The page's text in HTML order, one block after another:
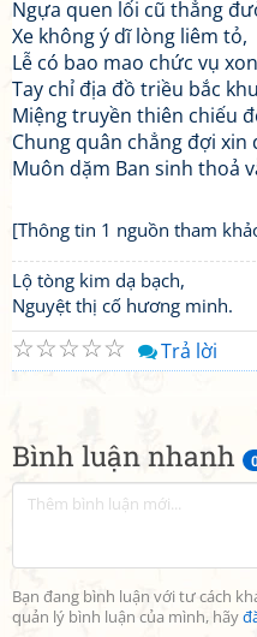
Bình luận nhanh
Bạn đang bình luận với tư cách
quản lý bình luận của mình, hãy
Ngựa quen lối cũ thẳng
Xe không ý dĩ lòng liêm tỏ,
Lễ có bao mao chức vụ
Tay chỉ địa đồ triều bắc
Miệng truyền thiên chiếu
Chung quân chẳng đợi xin
Muôn dặm Ban sinh thoả
[Thông tin 1 nguồn tham
Lộ tòng kim dạ bạch,
Nguyệt thị cố hương minh.
☆
☆
☆
☆
☆ Trả lời